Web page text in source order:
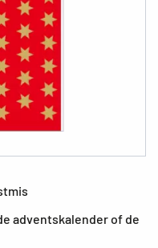
adventskalender of de